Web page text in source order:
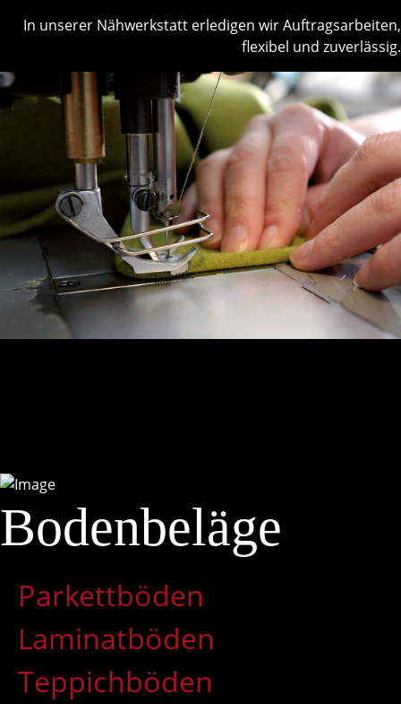
In unserer Nähwerkstatt erledigen wir Auftragsarbeiten,
flexibel und zuverlässig.
Bodenbeläge
Parkettböden
Laminatböden
Teppichböden